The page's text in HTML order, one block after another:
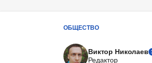
ОБЩЕСТВО
Виктор Николаев
Редактор